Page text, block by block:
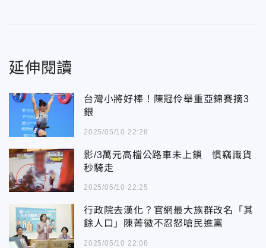
延伸閱讀
台灣小將好棒！陳冠伶舉重亞錦賽摘3
銀
2025/05/10 22:28
影/3萬元高檔公路車未上鎖 慣竊識貨
秒騎走
2025/05/10 22:25
行政院去漢化？官網最大族群改名「其
餘人口」陳菁徽不忍怒嗆民進黨
2025/05/10 22:08